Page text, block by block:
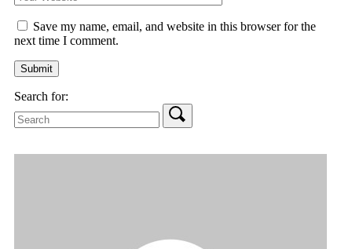
Save my name, email, and website in this browser for the
next time I comment.
Search for: